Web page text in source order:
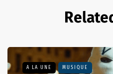
A LA UNE MUSIQUE